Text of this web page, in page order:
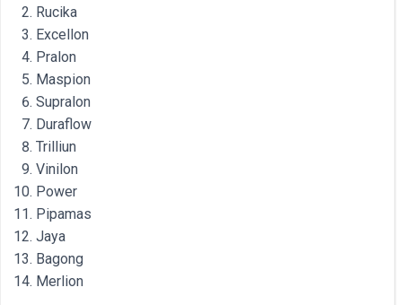
Rucika
Excellon
Pralon
Maspion
Supralon
Duraflow
Trilliun
Vinilon
Power
Pipamas
Jaya
Bagong
Merlion